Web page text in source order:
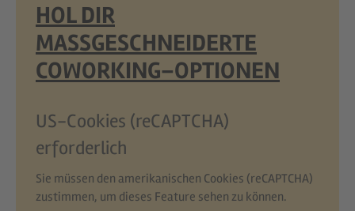
HOL DIR
MASSGESCHNEIDERTE
COWORKING–OPTIONEN
US-Cookies (reCAPTCHA)
erforderlich
Sie müssen den amerikanischen Cookies (reCAPTCHA)
zustimmen, um dieses Feature sehen zu können.